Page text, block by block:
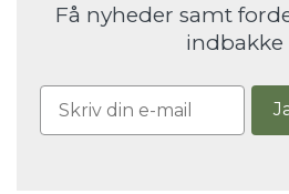
Få nyheder samt
indbakke